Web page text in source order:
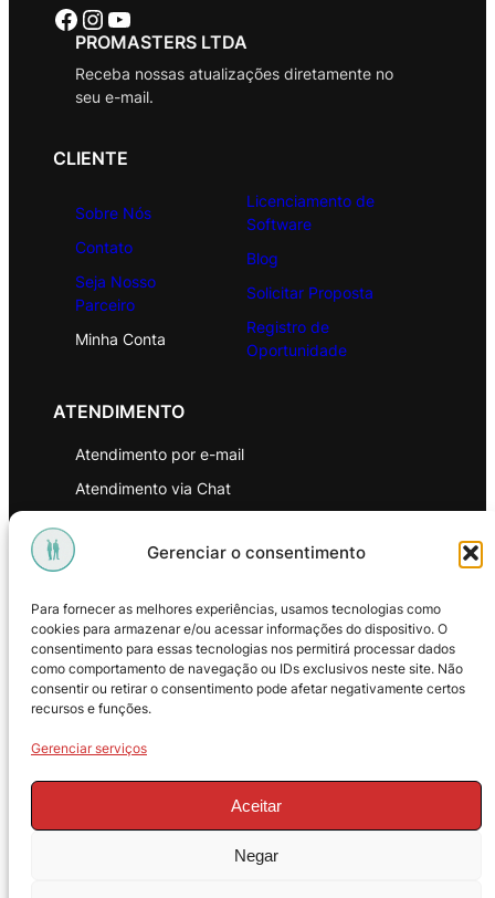
Gerenciar o consentimento
Para fornecer as melhores experiências, usamos tecnologias como
cookies para armazenar e/ou acessar informações do dispositivo. O
consentimento para essas tecnologias nos permitirá processar dados
como comportamento de navegação ou IDs exclusivos neste site. Não
consentir ou retirar o consentimento pode afetar negativamente certos
recursos e funções.
Gerenciar serviços
Aceitar
Negar
Facebook Instagram Youtube
PROMASTERS LTDA
Receba nossas atualizações diretamente no
seu e-mail.
CLIENTE
Sobre Nós
Contato
Seja Nosso
Parceiro
Minha Conta
Licenciamento de
Software
Blog
Solicitar Proposta
Registro de
Oportunidade
ATENDIMENTO
Atendimento por e-mail
Atendimento via Chat
Política de Privacidade
Política de Troca e Devoluções
Política de Reembolso